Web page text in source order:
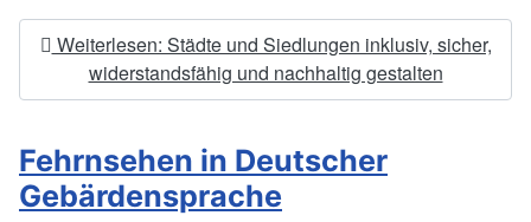
Weiterlesen: Städte und Siedlungen inklusiv, sicher,
widerstandsfähig und nachhaltig gestalten
Fehrnsehen in Deutscher
Gebärdensprache